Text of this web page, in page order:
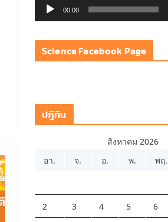
ล์
โ
00:00
Science Facebook Page
ปฎิทิน
สิงหาคม 2026
อา.
จ. อ. พ. พฤ.
2 3 4 5 6